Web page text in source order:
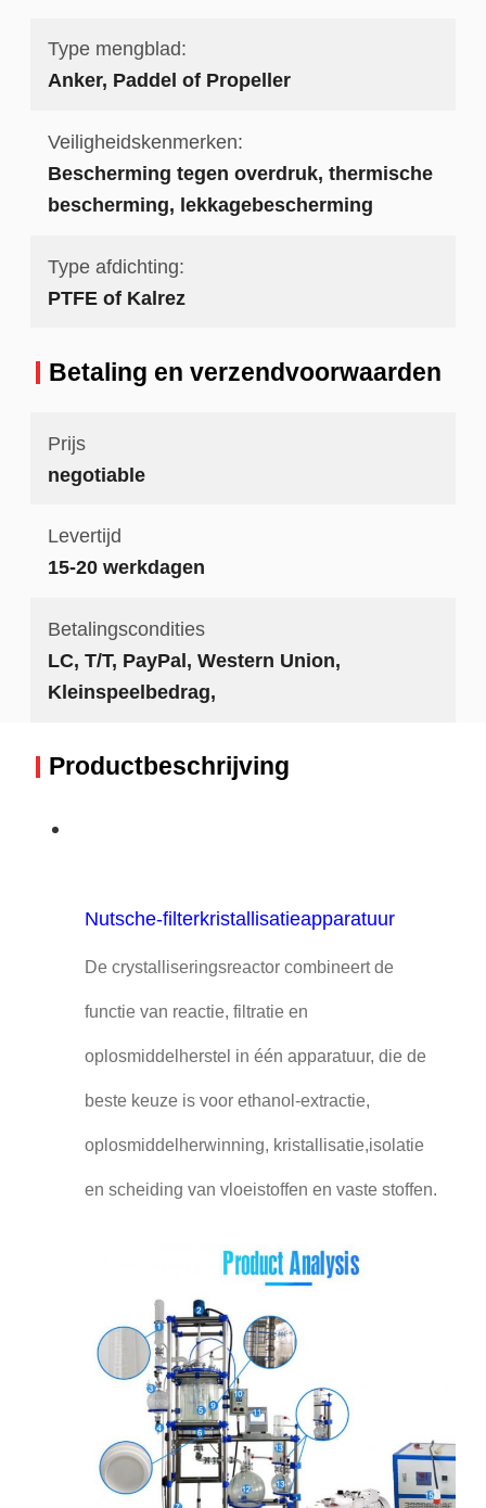
Type mengblad:
Anker, Paddel of Propeller
Veiligheidskenmerken:
Bescherming tegen overdruk, thermische
bescherming, lekkagebescherming
Type afdichting:
PTFE of Kalrez
Betaling en verzendvoorwaarden
Prijs
negotiable
Levertijd
15-20 werkdagen
Betalingscondities
LC, T/T, PayPal, Western Union,
Kleinspeelbedrag,
Productbeschrijving
Nutsche-filterkristallisatieapparatuur
De crystalliseringsreactor combineert de
functie van reactie, filtratie en
oplosmiddelherstel in één apparatuur, die de
beste keuze is voor ethanol-extractie,
oplosmiddelherwinning, kristallisatie,isolatie
en scheiding van vloeistoffen en vaste stoffen.